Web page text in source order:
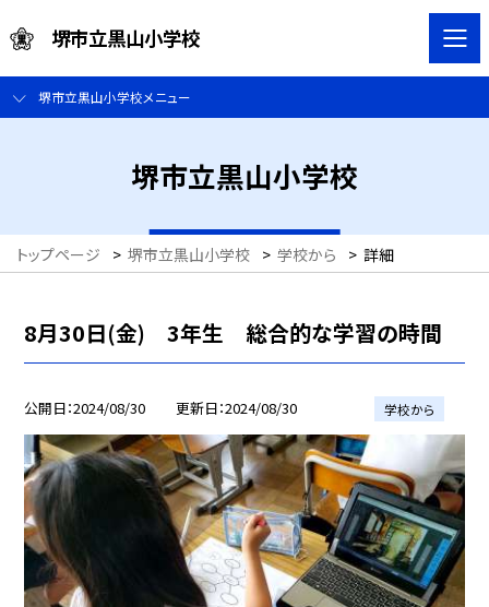
堺市立黒山小学校
堺市立黒山小学校メニュー
堺市立黒山小学校
トップページ > 堺市立黒山小学校 > 学校から > 詳細
8月30日(金) 3年生 総合的な学習の時間
公開日 2024/08/30 更新日 2024/08/30 学校から